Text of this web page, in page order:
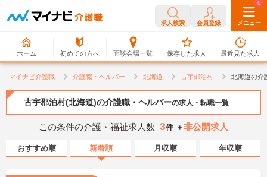
求人検索 会員登録 メニュー
ホーム 初めての方へ 面談会場一覧
0
保存した求人
0
最近見た求人
マイナビ介護職 介護職・ヘルパー 北海道 古宇郡泊村 北海道の介
古宇郡泊村(北海道)の介護職・ヘルパーの求人・転職一覧
この条件の介護・福祉求人数 3件 ＋非公開求人
おすすめ順 新着順 月収順 年収順